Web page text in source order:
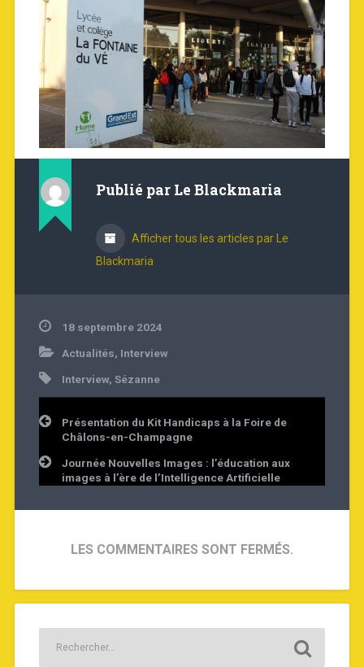
Publié par Le Blackmaria
Afficher tous les articles par Le
Blackmaria
18 septembre 2024
Actualités, Interview
Interview, Sézanne
Navigation
de
l’article
Présentation du Kit Handicaps à la Foire de
Châlons-en-Champagne
Journée Nouvelles Images : l’éducation aux
images à l’ère de l’Intelligence Artificielle
LES COMMENTAIRES SONT FERMÉS.